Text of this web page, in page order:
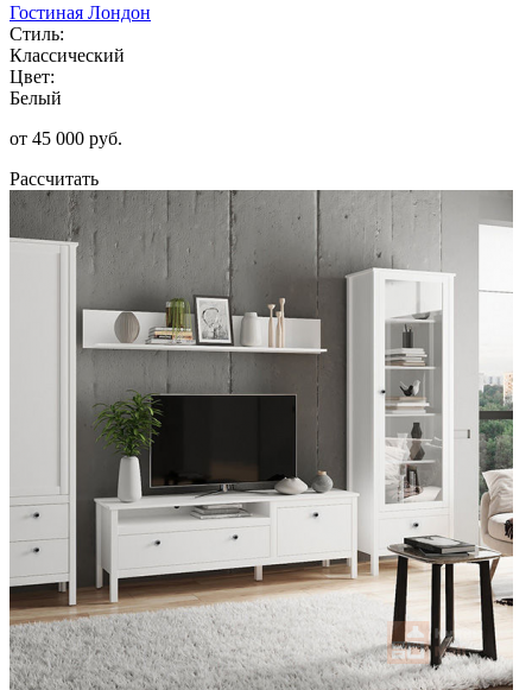
Гостиная Лондон
Стиль:
Классический
Цвет:
Белый
от 45 000 руб.
Рассчитать